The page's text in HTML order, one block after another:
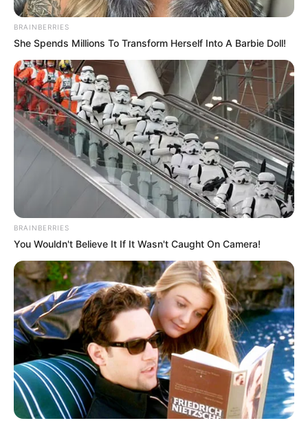
(foto: instagram/arpitranka)
7. Karakter Parvati, istri Mahadev sekaligus ibu
Ganesha, diperankan oleh aktris cantik Piyali Munshi
BRAINBERRIES
She Spends Millions To Transform Herself Into A Barbie Doll!
BRAINBERRIES
You Wouldn't Believe It If It Wasn't Caught On Camera!